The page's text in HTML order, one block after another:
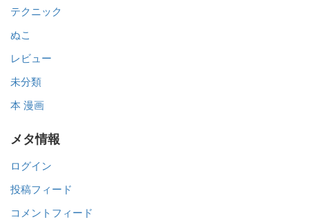
テクニック
ぬこ
レビュー
未分類
本 漫画
メタ情報
ログイン
投稿フィード
コメントフィード